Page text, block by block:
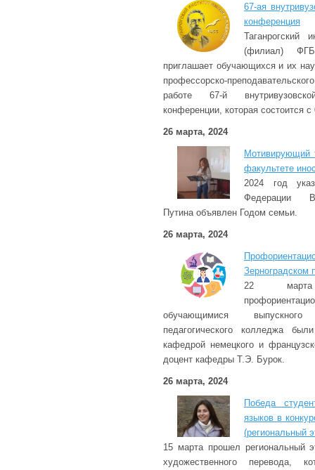
67-ая
конференция
Таганрогский
(филиал)
приглашает обучающихся и их
профессорско-
работе 67-й
конференции, которая состоится
26 марта, 2024
Мотивирующий
факультете
2024 год
Федерации
Путина объявлен Годом семьи.
26 марта, 2024
Зерноградском
22
обучающимися
педагогического колледжа
кафедрой немецкого и
доцент кафедры Т.Э. Бурок.
26 марта, 2024
Победа
языков в
(региональный
15 марта прошел региональный
художественного перевода,